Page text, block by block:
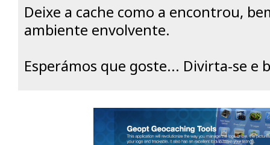
Deixe a cache como a encontrou,
ambiente envolvente.
Esperámos que goste... Divirta-se e